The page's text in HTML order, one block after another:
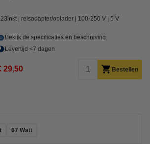
reisadapter/oplader 100-250 V 5 V
Bekijk de specificaties en beschrijving
Levertijd <7 dagen
29,50 Bestellen
67 Watt